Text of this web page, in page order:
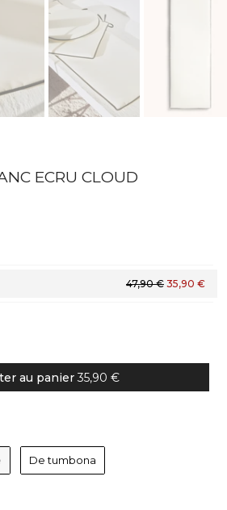
ECRU CLOUD
De tumbona
47,90 € 35,90 €
au panier 35,90 €